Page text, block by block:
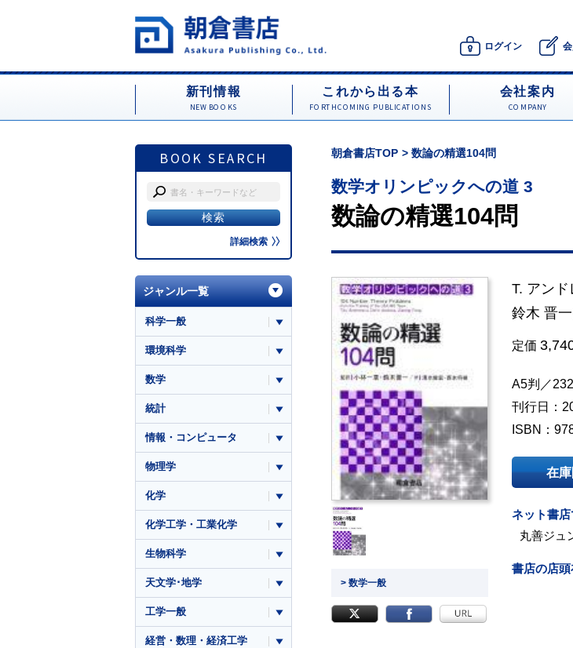
ログイン
新刊情報
NEW BOOKS
これから出る本
FORTHCOMING PUBLICATIONS
会社案内
COMPANY
BOOK SEARCH
詳細検索
朝倉書店TOP 数論の精選104問
数学オリンピックへの道 3
数論の精選104問
> 数学一般
T. アンド
鈴木 晋一
定価
A5判／
刊行日：
ISBN：
在
ネット書
丸善ジュ
書店の店
ジャンル一覧
科学一般
環境科学
数学
統計
情報・コンピュータ
物理学
化学
化学工学・工業化学
生物科学
天文学･地学
工学一般
経営・数理・経済工学